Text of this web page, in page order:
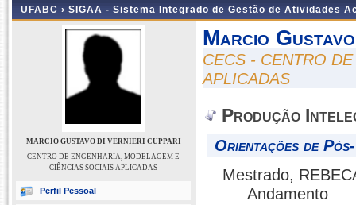
UFABC › SIGAA - Sistema Integrado de Gestão de Atividades
MARCIO GUSTAVO DI VERNIERI CUPPARI
CENTRO DE ENGENHARIA, MODELAGEM E
CIÊNCIAS SOCIAIS APLICADAS
Perfil Pessoal
Marcio
CECS - CENTRO
APLICADAS
Produção
Orientações de
Mestrado,
Andamento